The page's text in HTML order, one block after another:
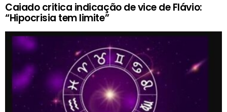
Caiado critica indicação de vice de Flávio:
“Hipocrisia tem limite”